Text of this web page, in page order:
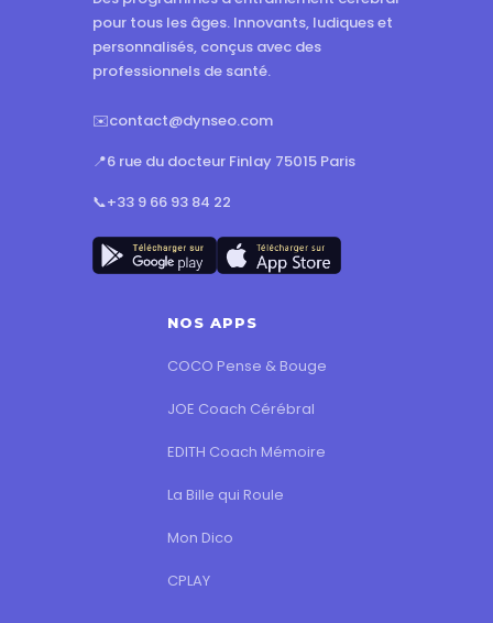
pour tous les âges. Innovants, ludiques et
personnalisés, conçus avec des
professionnels de santé.
✉️contact@dynseo.com
📍6 rue du docteur Finlay 75015 Paris
📞+33 9 66 93 84 22
NOS APPS
COCO Pense & Bouge
JOE Coach Cérébral
EDITH Coach Mémoire
La Bille qui Roule
Mon Dico
CPLAY